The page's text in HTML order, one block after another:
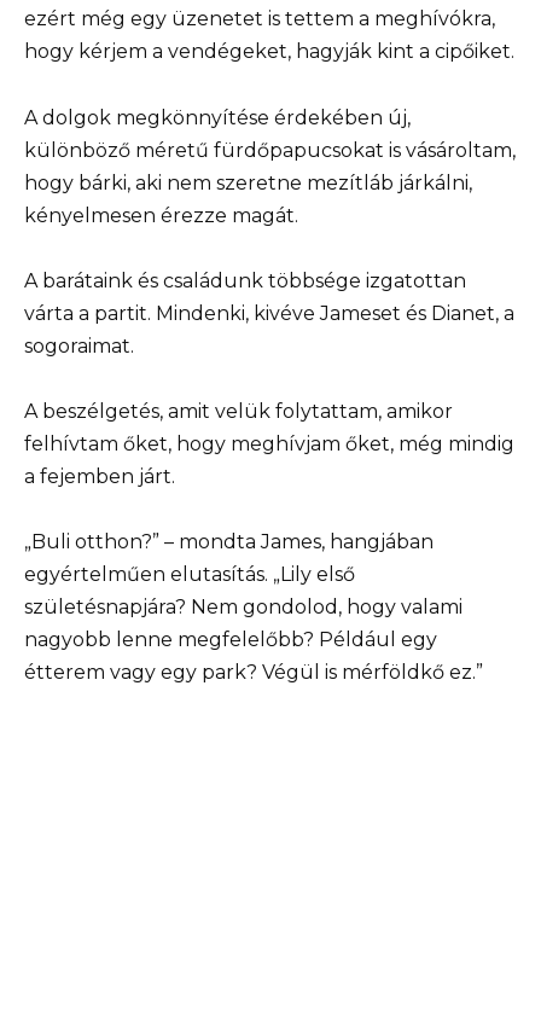
ezért még egy üzenetet is tettem a meghívókra,
hogy kérjem a vendégeket, hagyják kint a cipőiket.
A dolgok megkönnyítése érdekében új,
különböző méretű fürdőpapucsokat is vásároltam,
hogy bárki, aki nem szeretne mezítláb járkálni,
kényelmesen érezze magát.
A barátaink és családunk többsége izgatottan
várta a partit. Mindenki, kivéve Jameset és Dianet, a
sogoraimat.
A beszélgetés, amit velük folytattam, amikor
felhívtam őket, hogy meghívjam őket, még mindig
a fejemben járt.
„Buli otthon?” – mondta James, hangjában
egyértelműen elutasítás. „Lily első
születésnapjára? Nem gondolod, hogy valami
nagyobb lenne megfelelőbb? Például egy
étterem vagy egy park? Végül is mérföldkő ez.”